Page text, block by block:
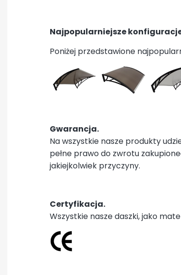
Najpopularniejsze
Poniżej przedstawione
Gwarancja.
Na wszystkie nasze produkty
pełne prawo do zwrotu
jakiejkolwiek przyczyny.
Certyfikacja.
Wszystkie nasze daszki, jako